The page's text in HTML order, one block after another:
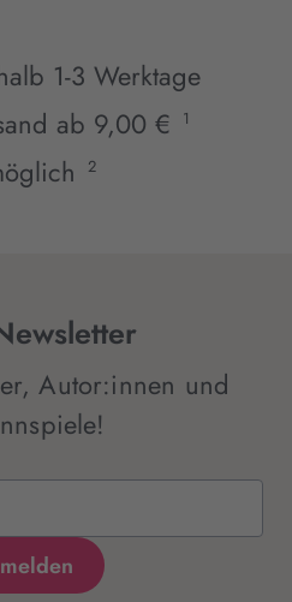
1-3 Werktage
ab 9,00 €
1
2
Autor:innen und